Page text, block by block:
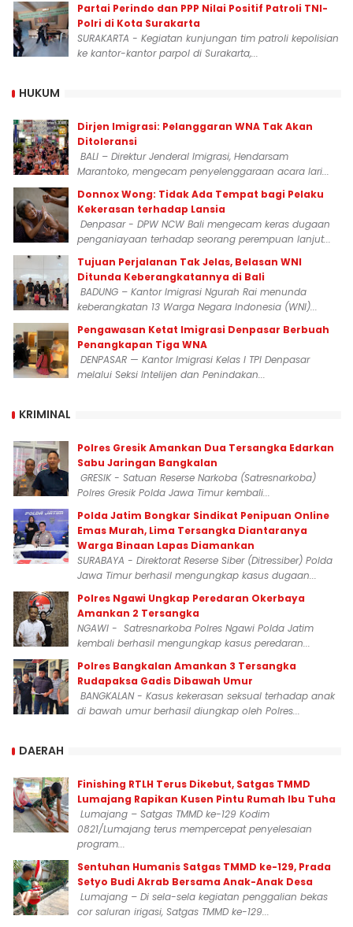
Partai Perindo dan PPP Nilai Positif Patroli TNI-
Polri di Kota Surakarta
SURAKARTA - Kegiatan kunjungan tim patroli kepolisian
ke kantor-kantor parpol di Surakarta,...
HUKUM
Dirjen Imigrasi: Pelanggaran WNA Tak Akan
Ditoleransi
BALI – Direktur Jenderal Imigrasi, Hendarsam
Marantoko, mengecam penyelenggaraan acara lari...
Donnox Wong: Tidak Ada Tempat bagi Pelaku
Kekerasan terhadap Lansia
Denpasar - DPW NCW Bali mengecam keras dugaan
penganiayaan terhadap seorang perempuan lanjut...
Tujuan Perjalanan Tak Jelas, Belasan WNI
Ditunda Keberangkatannya di Bali
BADUNG – Kantor Imigrasi Ngurah Rai menunda
keberangkatan 13 Warga Negara Indonesia (WNI)...
Pengawasan Ketat Imigrasi Denpasar Berbuah
Penangkapan Tiga WNA
DENPASAR — Kantor Imigrasi Kelas I TPI Denpasar
melalui Seksi Intelijen dan Penindakan...
KRIMINAL
Polres Gresik Amankan Dua Tersangka Edarkan
Sabu Jaringan Bangkalan
GRESIK - Satuan Reserse Narkoba (Satresnarkoba)
Polres Gresik Polda Jawa Timur kembali...
Polda Jatim Bongkar Sindikat Penipuan Online
Emas Murah, Lima Tersangka Diantaranya
Warga Binaan Lapas Diamankan
SURABAYA - Direktorat Reserse Siber (Ditressiber) Polda
Jawa Timur berhasil mengungkap kasus dugaan...
Polres Ngawi Ungkap Peredaran Okerbaya
Amankan 2 Tersangka
NGAWI - Satresnarkoba Polres Ngawi Polda Jatim
kembali berhasil mengungkap kasus peredaran...
Polres Bangkalan Amankan 3 Tersangka
Rudapaksa Gadis Dibawah Umur
BANGKALAN - Kasus kekerasan seksual terhadap anak
di bawah umur berhasil diungkap oleh Polres...
DAERAH
Finishing RTLH Terus Dikebut, Satgas TMMD
Lumajang Rapikan Kusen Pintu Rumah Ibu Tuha
Lumajang – Satgas TMMD ke-129 Kodim
0821/Lumajang terus mempercepat penyelesaian
program...
Sentuhan Humanis Satgas TMMD ke-129, Prada
Setyo Budi Akrab Bersama Anak-Anak Desa
Lumajang – Di sela-sela kegiatan penggalian bekas
cor saluran irigasi, Satgas TMMD ke-129...